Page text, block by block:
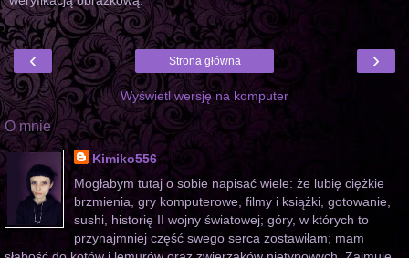
‹ ›
Strona główna
Wyświetl wersję na komputer
O mnie
Kimiko556
Mogłabym tutaj o sobie napisać wiele: że lubię ciężkie
brzmienia, gry komputerowe, filmy i książki, gotowanie,
sushi, historię II wojny światowej; góry, w których to
przynajmniej część swego serca zostawiłam; mam